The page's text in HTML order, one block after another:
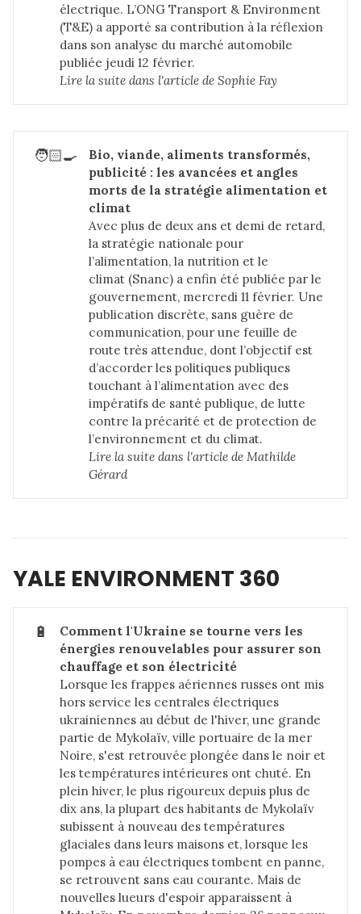
électrique. L’ONG Transport & Environment
(T&E) a apporté sa contribution à la réflexion
dans son analyse du marché automobile
publiée jeudi 12 février.
Lire la suite dans l'article de Sophie Fay
🧑🏻‍🍳
Bio, viande, aliments transformés,
publicité : les avancées et angles
morts de la stratégie alimentation et
climat
Avec plus de deux ans et demi de retard,
la stratégie nationale pour
l’alimentation, la nutrition et le
climat (Snanc) a enfin étépubliée par le
gouvernement, mercredi 11 février. Une
publication discrète, sans guère de
communication, pour une feuille de
route très attendue, dont l’objectif est
d’accorder les politiques publiques
touchant à l’alimentation avec des
impératifs de santé publique, de lutte
contre la précarité et de protection de
l’environnement et du climat.
Lire la suite dans l'article de Mathilde
Gérard
YALE ENVIRONMENT 360
🔋
Comment l'Ukraine se tourne vers les
énergies renouvelables pour assurer son
chauffage et son électricité
Lorsque les frappes aériennes russes ont mis
hors service les centrales électriques
ukrainiennes au début de l'hiver, une grande
partie de Mykolaïv, ville portuaire de la mer
Noire, s'est retrouvée plongée dans le noir et
les températures intérieures ont chuté. En
plein hiver, le plus rigoureux depuis plus de
dix ans, la plupart des habitants de Mykolaïv
subissent à nouveau des températures
glaciales dans leurs maisons et, lorsque les
pompes à eau électriques tombent en panne,
se retrouvent sans eau courante. Mais de
nouvelles lueurs d'espoir apparaissent à